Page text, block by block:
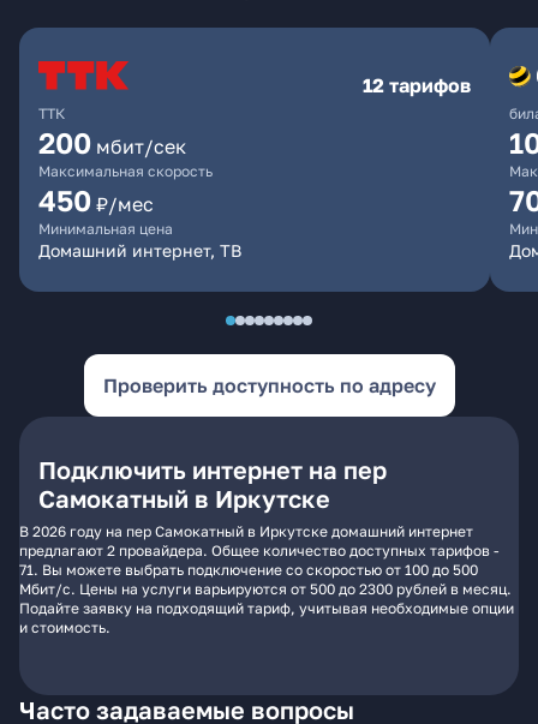
ТТК
12 тарифов
200 мбит/сек
Максимальная скорость
450 ₽/мес
Минимальная цена
Домашний интернет, ТВ
Проверить доступность по адресу
Подключить интернет на пер
Самокатный в Иркутске
В 2026 году на пер Самокатный в Иркутске домашний интернет
предлагают 2 провайдера. Общее количество доступных тарифов -
71. Вы можете выбрать подключение со скоростью от 100 до 500
Мбит/с. Цены на услуги варьируются от 500 до 2300 рублей в месяц.
Подайте заявку на подходящий тариф, учитывая необходимые опции
и стоимость.
Часто задаваемые вопросы